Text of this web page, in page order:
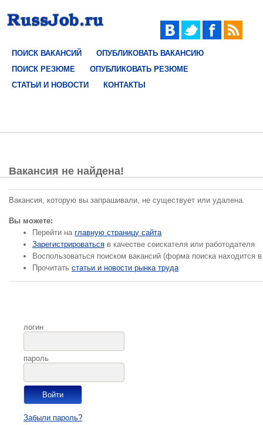
ПОИСК ВАКАНСИЙ
ОПУБЛИКОВАТЬ ВАКАНСИЮ
ПОИСК РЕЗЮМЕ
ОПУБЛИКОВАТЬ РЕЗЮМЕ
СТАТЬИ И НОВОСТИ
КОНТАКТЫ
Вакансия не найдена!
Вакансия, которую вы запрашивали, не существует или удалена.
Вы можете:
Перейти на главную страницу сайта
Зарегистрироваться в качестве соискателя или работодателя
Воспользоваться поиском вакансий (форма поиска находится
Прочитать статьи и новости рынка труда
логин
пароль
Забыли пароль?